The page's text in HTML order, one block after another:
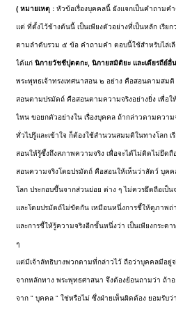
( หมายเหตุ :หัวข้อเรื่องบุคคลนี้ ยังแจกเป็นคำถามค
แต่ ที่ตั้งไว้ข้างต้นนี้ เป็นเพียงตัวอย่างที่เป็นหลัก เรี
ตามลำดับรวม ๕ ข้อ คำถามคำ ตอบนี้ใช้สำหรับไล่เลี
ได้แก่นิกายวัชชีปุตตกะ, นิกายสมิติยะ และเดียรถีย์
พระพุทธเจ้าทรงเทศนาสอน ๒ อย่าง คือสอนตามสม
สอนตามปรมัตถ์ คือสอนตามความจริงอย่างยิ่ง เพื่อ
ไหน ขอยกตัวอย่างใน เรื่องบุคคล ถ้ากล่าวตามควา
ทั่วไปรู้และเข้าใจ ก็ต้องใช้สำนวนสมมติในทางโลก
สอนให้รู้ซึ้งถึงสภาพความจริง เพื่อจะได้ไม่ติดไม่ยึดถื
สอนความจริงโดยปรมัตถ์ คือสอนให้เห็นว่าสัตว์ บุค
โลก ประกอบขึ้นจากส่วนย่อย ต่าง ๆ ไม่ควรยึดถือเป็
และโดยปรมัตถ์ไม่ขัดกัน เหมือนหนึ่งการชี้ให้ดูภาพ
และการชี้ให้รู้ความจริงอีกขั้นหนึ่งว่า เป็นเพียงกระด
ๆ
แต่มีเจ้าลัทธิบางพวกตามที่กล่าวไว้ ถือว่าบุคคลมีอยู่
จากหลักทาง พระพุทธศาสนา จึงต้องย้อนถามว่า ถ้า
จาก " บุคคล " ใช่หรือไม่ ซึ่งฝ่ายเห็นผิดต้อง ยอมรับว่